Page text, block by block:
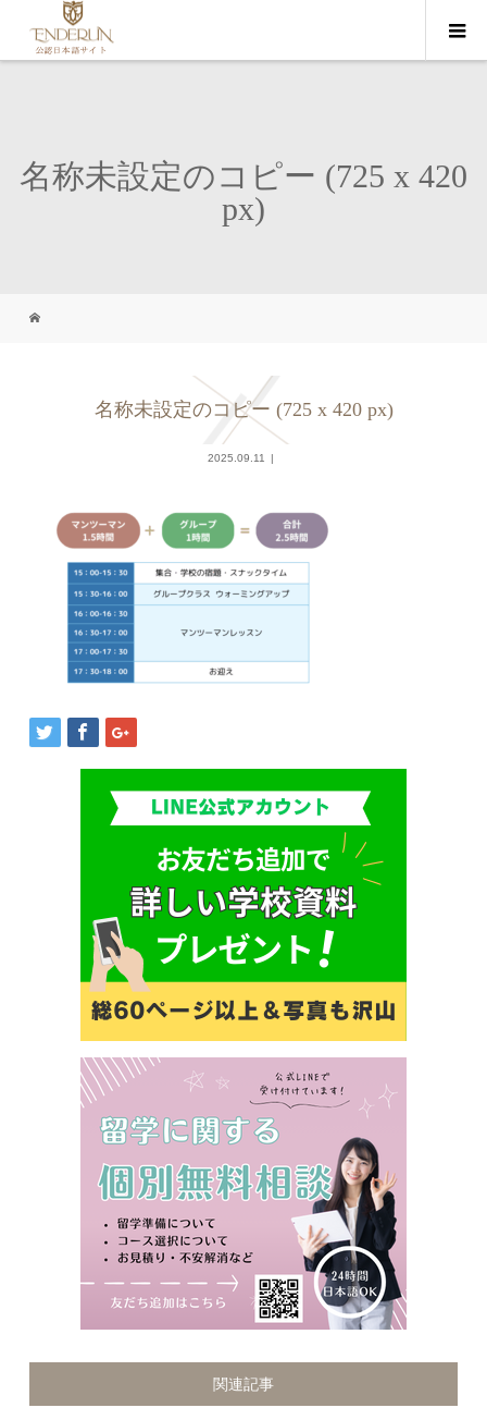
名称未設定のコピー (725 x 420
px)
名称未設定のコピー (725 x 420 px)
2025.09.11
関連記事